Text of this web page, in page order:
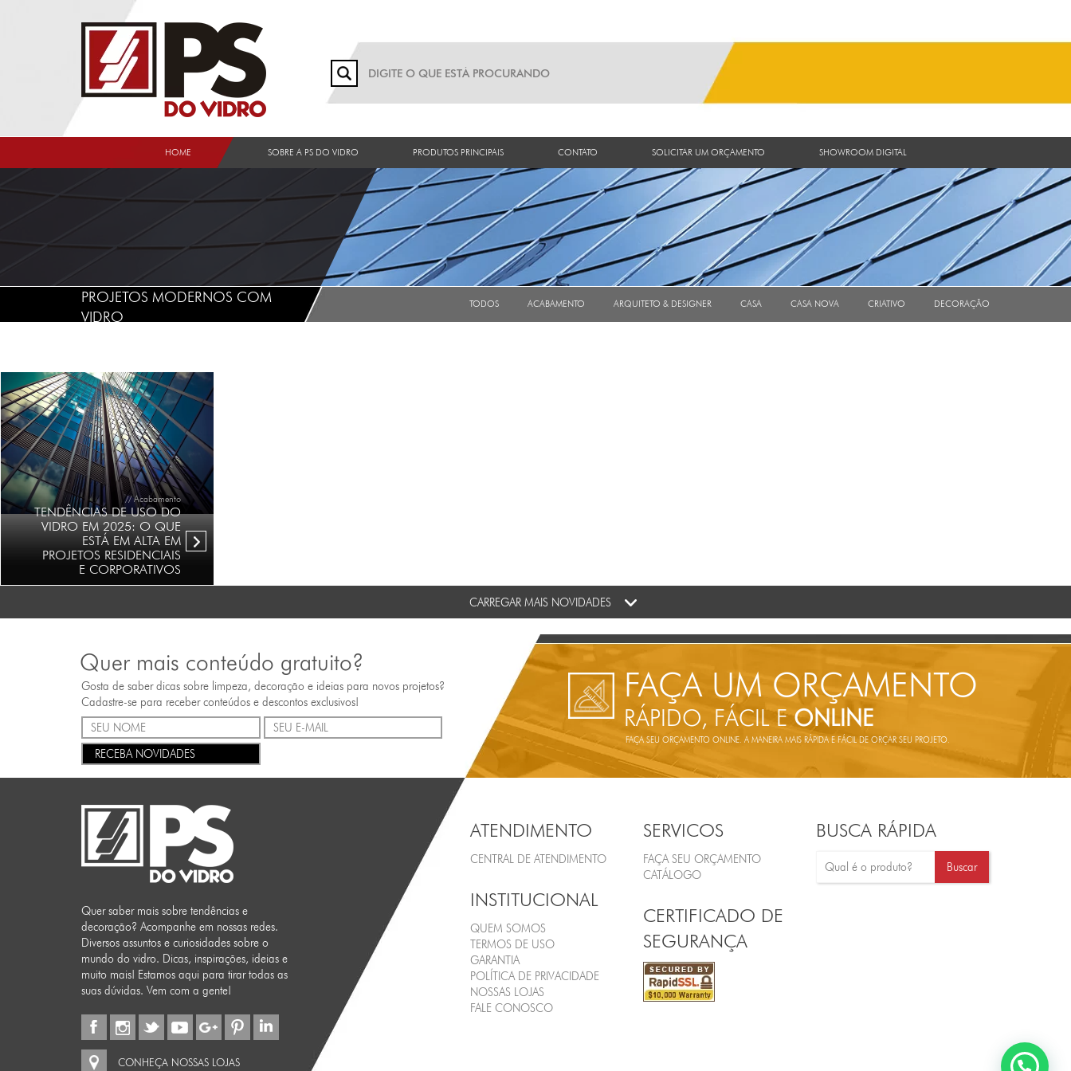
HOME SOBRE A PS DO VIDRO PRODUTOS PRINCIPAIS CONTATO SOLICITAR UM ORÇAMENTO SHOWROOM DIGITAL
PROJETOS MODERNOS COM
VIDRO
TODOS ACABAMENTO ARQUITETO & DESIGNER CASA CASA NOVA CRIATIVO DECORAÇÃO
// Acabamento
TENDÊNCIAS DE USO DO
VIDRO EM 2025: O QUE
ESTÁ EM ALTA EM
PROJETOS RESIDENCIAIS
E CORPORATIVOS
CARREGAR MAIS NOVIDADES
Quer mais conteúdo gratuito?
Gosta de saber dicas sobre limpeza, decoração e ideias para novos projetos?
Cadastre-se para receber conteúdos e descontos exclusivos!
RECEBA NOVIDADES
FAÇA UM ORÇAMENTO
RÁPIDO, FÁCIL EONLINE
FAÇA SEU ORÇAMENTO ONLINE. A MANEIRA MAIS RÁPIDA E FÁCIL DE ORÇAR SEU PROJETO.
Quer saber mais sobre tendências e
decoração? Acompanhe em nossas redes.
Diversos assuntos e curiosidades sobre o
mundo do vidro. Dicas, inspirações, ideias e
muito mais! Estamos aqui para tirar todas as
suas dúvidas. Vem com a gente!
CONHEÇA NOSSAS LOJAS
ATENDIMENTO
CENTRAL DE ATENDIMENTO
INSTITUCIONAL
QUEM SOMOS
TERMOS DE USO
GARANTIA
POLÍTICA DE PRIVACIDADE
NOSSAS LOJAS
FALE CONOSCO
SERVICOS
FAÇA SEU ORÇAMENTO
CATÁLOGO
CERTIFICADO DE
SEGURANÇA
BUSCA RÁPIDA